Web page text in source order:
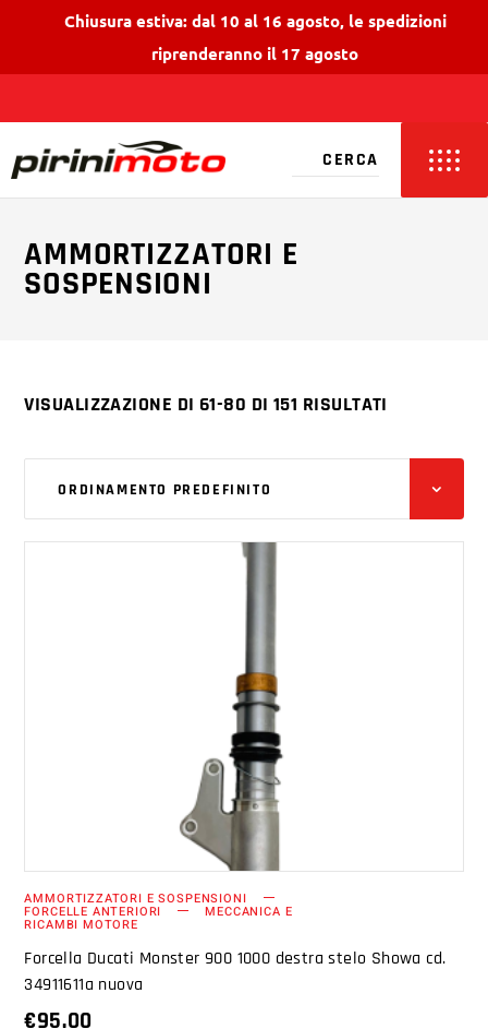
Chiusura estiva: dal 10 al 16 agosto, le spedizioni
riprenderanno il 17 agosto
AMMORTIZZATORI E
SOSPENSIONI
VISUALIZZAZIONE DI 61-80 DI 151 RISULTATI
ORDINAMENTO PREDEFINITO
AGGIUNGI AL CARRELLO
AMMORTIZZATORI E SOSPENSIONI
FORCELLE ANTERIORI MECCANICA E
RICAMBI MOTORE
Forcella Ducati Monster 900 1000 destra stelo Showa cd.
34911611a nuova
€95.00